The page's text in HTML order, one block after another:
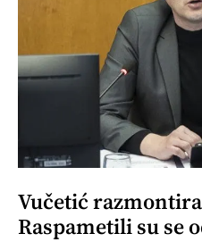
Vučetić
Raspametili su se